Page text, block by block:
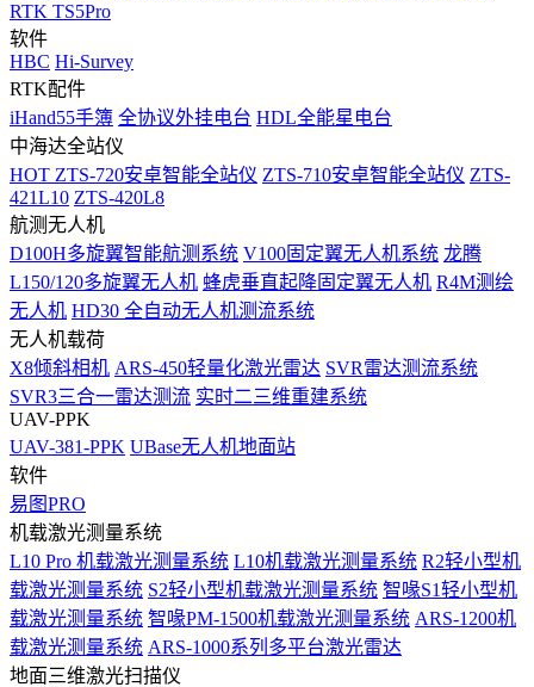
RTK TS5Pro
软件
HBC Hi-Survey
RTK配件
iHand55手簿 全协议外挂电台 HDL全能星电台
中海达全站仪
HOT ZTS-720安卓智能全站仪 ZTS-710安卓智能全站仪 ZTS-
421L10 ZTS-420L8
航测无人机
D100H多旋翼智能航测系统 V100固定翼无人机系统 龙腾
L150/120多旋翼无人机 蜂虎垂直起降固定翼无人机 R4M测绘
无人机 HD30 全自动无人机测流系统
无人机载荷
X8倾斜相机 ARS-450轻量化激光雷达 SVR雷达测流系统
SVR3三合一雷达测流 实时二三维重建系统
UAV-PPK
UAV-381-PPK UBase无人机地面站
软件
易图PRO
机载激光测量系统
L10 Pro 机载激光测量系统 L10机载激光测量系统 R2轻小型机
载激光测量系统 S2轻小型机载激光测量系统 智喙S1轻小型机
载激光测量系统 智喙PM-1500机载激光测量系统 ARS-1200机
载激光测量系统 ARS-1000系列多平台激光雷达
地面三维激光扫描仪